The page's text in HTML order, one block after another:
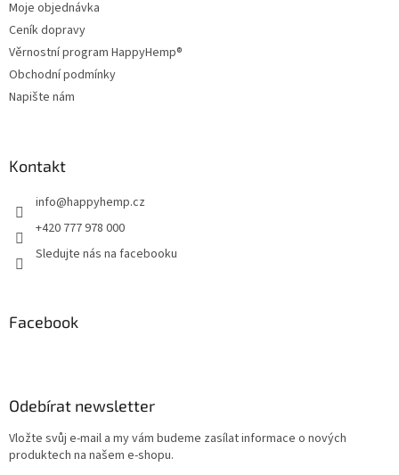
Moje objednávka
Ceník dopravy
Věrnostní program HappyHemp®
Obchodní podmínky
Napište nám
Kontakt
info@happyhemp.cz
+420 777 978 000
Sledujte nás na facebooku
Facebook
Odebírat newsletter
Vložte svůj e-mail a my vám budeme zasílat informace o nových
produktech na našem e-shopu.